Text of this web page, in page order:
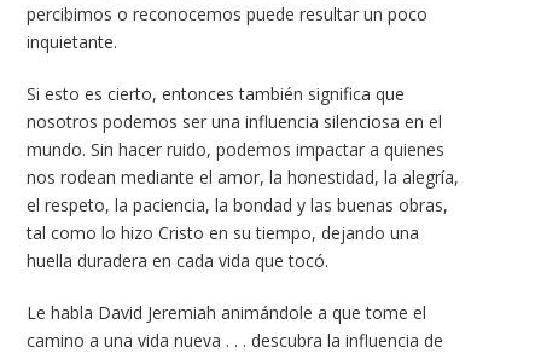
percibimos o reconocemos puede resultar un poco
inquietante.
Si esto es cierto, entonces también significa que
nosotros podemos ser una influencia silenciosa en el
mundo. Sin hacer ruido, podemos impactar a quienes
nos rodean mediante el amor, la honestidad, la alegría,
el respeto, la paciencia, la bondad y las buenas obras,
tal como lo hizo Cristo en su tiempo, dejando una
huella duradera en cada vida que tocó.
Le habla David Jeremiah animándole a que tome el
camino a una vida nueva . . . descubra la influencia de